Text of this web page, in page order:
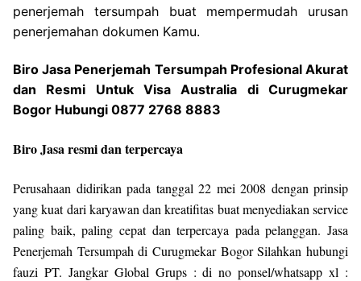
penerjemah tersumpah buat mempermudah urusan
penerjemahan dokumen Kamu.
Biro Jasa Penerjemah Tersumpah Profesional Akurat
dan Resmi Untuk Visa Australia di Curugmekar
Bogor Hubungi 0877 2768 8883
Biro Jasa resmi dan terpercaya
Perusahaan didirikan pada tanggal 22 mei 2008 dengan prinsip
yang kuat dari karyawan dan kreatifitas buat menyediakan service
paling baik, paling cepat dan terpercaya pada pelanggan. Jasa
Penerjemah Tersumpah di Curugmekar Bogor Silahkan hubungi
fauzi PT. Jangkar Global Grups : di no ponsel/whatsapp xl :